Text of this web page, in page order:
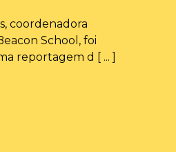
coordenadora
School, foi
reportagem d [ ... ]